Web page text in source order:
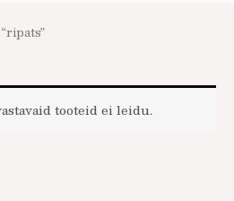
tooteid ei leidu.